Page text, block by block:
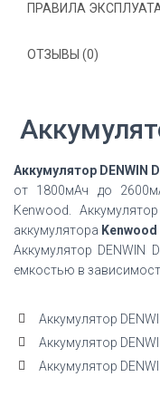
ПРАВИЛА
ОТЗЫВЫ (0)
Аккумулятор DENWIN
от 1800мАч до
Kenwood.
аккумулятора Kenwood
Аккумулятор DENWIN
емкостью в
Аккумулятор
Аккумулятор
Аккумулятор